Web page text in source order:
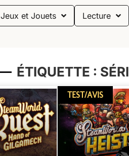
Jeux et Jouets Lecture
ÉTIQUETTE :
TEST/AVIS